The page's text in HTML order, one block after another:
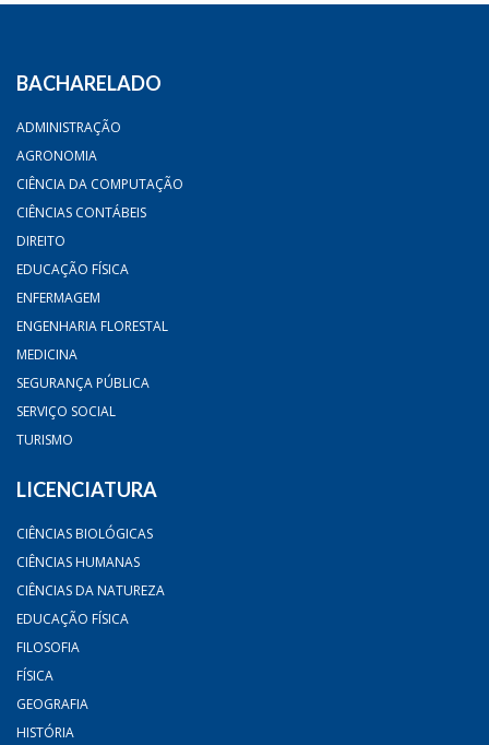
BACHARELADO
ADMINISTRAÇÃO
AGRONOMIA
CIÊNCIA DA COMPUTAÇÃO
CIÊNCIAS CONTÁBEIS
DIREITO
EDUCAÇÃO FÍSICA
ENFERMAGEM
ENGENHARIA FLORESTAL
MEDICINA
SEGURANÇA PÚBLICA
SERVIÇO SOCIAL
TURISMO
LICENCIATURA
CIÊNCIAS BIOLÓGICAS
CIÊNCIAS HUMANAS
CIÊNCIAS DA NATUREZA
EDUCAÇÃO FÍSICA
FILOSOFIA
FÍSICA
GEOGRAFIA
HISTÓRIA